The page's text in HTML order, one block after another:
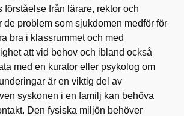
förståelse från lärare, rektor och
de problem som sjukdomen medför för
bra i klassrummet och med
att vid behov och ibland också
med en kurator eller psykolog om
är en viktig del av
syskonen i en familj kan behöva
Den fysiska miljön behöver